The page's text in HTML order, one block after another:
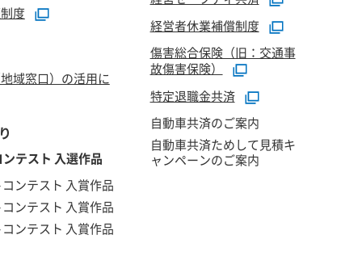
度
域窓口）の活用に
テスト 入選作品
ンテスト 入賞作品
ンテスト 入賞作品
ンテスト 入賞作品
経営者休業補償制度
傷害総合保険（旧：交通事
故傷害保険）
特定退職金共済
自動車共済のご案内
自動車共済ためして見積キ
ャンペーンのご案内